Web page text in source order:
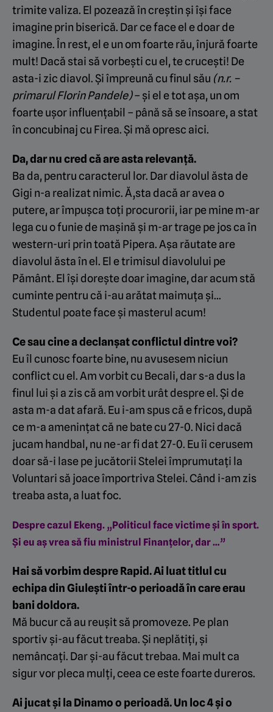
trimite valiza. El pozează în creștin și își face
imagine prin biserică. Dar ce face el e doar de
imagine. În rest, el e un om foarte rău, înjură foarte
mult! Dacă stai să vorbești cu el, te crucești! De
asta-i zic diavol. Și împreună cu finul său (n.r. –
primarul Florin Pandele)– și el e tot așa, un om
foarte ușor influențabil – până să se însoare, a stat
în concubinaj cu Firea. Și mă opresc aici.
Da, dar nu cred că are asta relevanță.
Ba da, pentru caracterul lor. Dar diavolul ăsta de
Gigi n-a realizat nimic. Ă‚sta dacă ar avea o
putere, ar împușca toți procurorii, iar pe mine m-ar
lega cu o funie de mașină și m-ar trage pe jos ca în
western-uri prin toată Pipera. Așa răutate are
diavolul ăsta în el. El e trimisul diavolului pe
Pământ. El își dorește doar imagine, dar acum stă
cuminte pentru că i-au arătat maimuța și…
Studentul poate face și masterul acum!
Ce sau cine a declanșat conflictul dintre voi?
Eu îl cunosc foarte bine, nu avusesem niciun
conflict cu el. Am vorbit cu Becali, dar s-a dus la
finul lui și a zis că am vorbit urât despre el. Și de
asta m-a dat afară. Eu i-am spus că e fricos, după
ce m-a amenințat că ne bate cu 27-0. Nici dacă
jucam handbal, nu ne-ar fi dat 27-0. Eu îi cerusem
doar să-i lase pe jucătorii Stelei împrumutați la
Voluntari să joace împortriva Stelei. Când i-am zis
treaba asta, a luat foc.
Despre cazul Ekeng. „Politicul face victime și în sport.
Și eu aș vrea să fiu ministrul Finanțelor, dar …”
Hai să vorbim despre Rapid. Ai luat titlul cu
echipa din Giulești într-o perioadă în care erau
bani doldora.
Mă bucur că au reușit să promoveze. Pe plan
sportiv și-au făcut treaba. Și neplătiți, și
nemâncați. Dar și-au făcut trebaa. Mai mult ca
sigur vor pleca mulți, ceea ce este foarte dureros.
Ai jucat și la Dinamo o perioadă. Un loc 4 și o